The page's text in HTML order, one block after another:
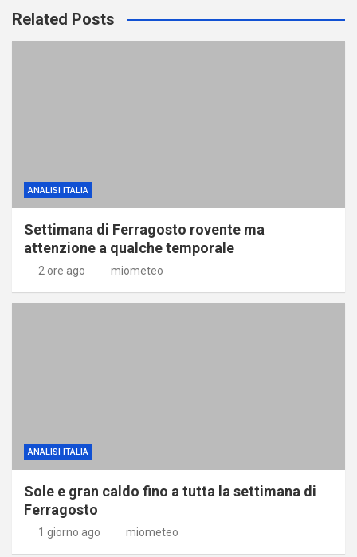
Related Posts
ANALISI ITALIA
Settimana di Ferragosto rovente ma
attenzione a qualche temporale
2 ore ago miometeo
ANALISI ITALIA
Sole e gran caldo fino a tutta la settimana di
Ferragosto
1 giorno ago miometeo